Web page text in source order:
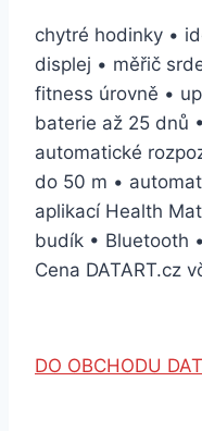
chytré hodinky •
displej • měřič
fitness úrovně •
baterie až 25 dnů
automatické
do 50 m •
aplikací Health
budík • Bluetooth
Cena DATART.cz
DO OBCHODU